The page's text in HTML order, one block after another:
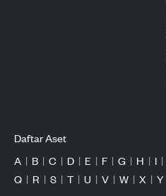
Daftar Aset
A | B | C | D | E | F | G | H | I |
Q | R | S | T | U | V | W | X | Y